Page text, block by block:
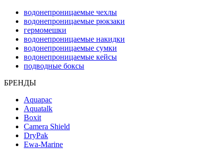
водонепроницаемые чехлы
водонепроницаемые рюкзаки
гермомешки
водонепроницаемые накидки
водонепроницаемые сумки
водонепроницаемые кейсы
подводные боксы
БРЕНДЫ
Aquapac
Aquatalk
Boxit
Camera Shield
DryPak
Ewa-Marine